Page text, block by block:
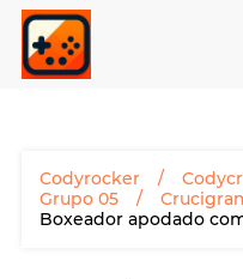
Codyrocker
Grupo 05
Boxeador apodado